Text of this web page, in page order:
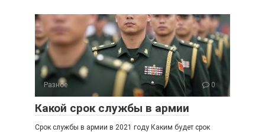
Разное 0
Какой срок службы в армии
Срок службы в армии в 2021 году Каким будет срок